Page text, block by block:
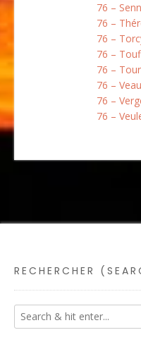
76 –
76 –
76 –
76 –
76 –
76 –
76 –
76 –
RECHERCHER